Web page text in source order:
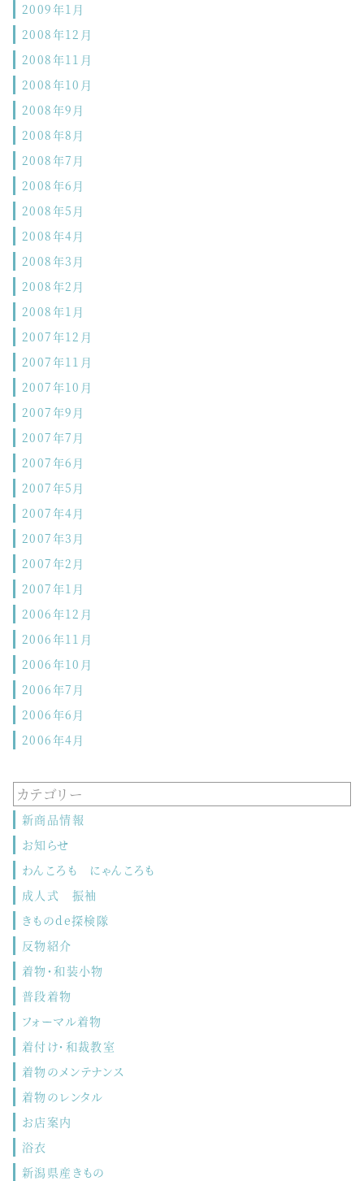
2009年1月
2008年12月
2008年11月
2008年10月
2008年9月
2008年8月
2008年7月
2008年6月
2008年5月
2008年4月
2008年3月
2008年2月
2008年1月
2007年12月
2007年11月
2007年10月
2007年9月
2007年7月
2007年6月
2007年5月
2007年4月
2007年3月
2007年2月
2007年1月
2006年12月
2006年11月
2006年10月
2006年7月
2006年6月
2006年4月
カテゴリー
新商品情報
お知らせ
わんころも にゃんころも
成人式 振袖
きものde探検隊
反物紹介
着物・和装小物
普段着物
フォーマル着物
着付け・和裁教室
着物のメンテナンス
着物のレンタル
お店案内
浴衣
新潟県産きもの